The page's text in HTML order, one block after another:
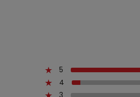
5
4